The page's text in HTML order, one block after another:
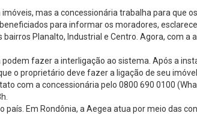
mas a concessionária trabalha para que
para informar os moradores,
Planalto, Industrial e Centro. Agora, com
fazer a interligação ao sistema. Após a
o proprietário deve fazer a ligação de seu
com a concessionária pelo 0800 690 0100
Em Rondônia, a Aegea atua por meio das